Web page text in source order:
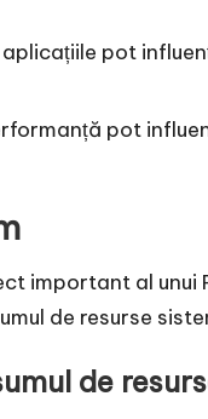
aplicațiile pot
pot
important al
de resurse
de